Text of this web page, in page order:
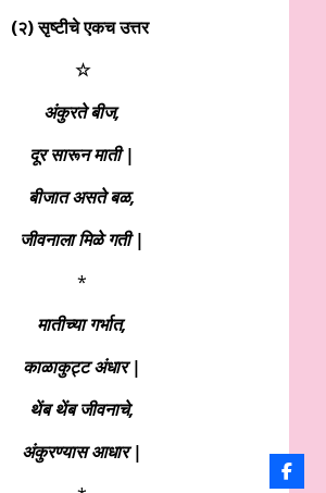
(२) सृष्टीचे एकच उत्तर
☆
अंकुरते बीज,
दूर सारून माती |
बीजात असते बळ,
जीवनाला मिळे गती |
*
मातीच्या गर्भात,
काळाकुट्ट अंधार |
थेंब थेंब जीवनाचे,
अंकुरण्यास आधार |